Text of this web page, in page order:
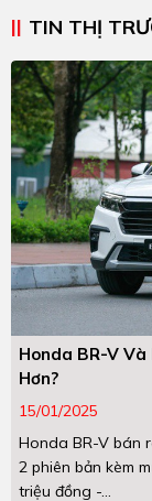
TIN THỊ
Honda BR-V
Hơn?
15/01/2025
Honda BR-V bán
2 phiên bản kèm
triệu đồng -...